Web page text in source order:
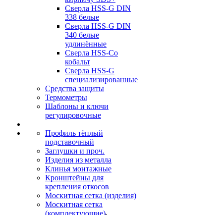
Сверла HSS-G DIN
338 белые
Сверла HSS-G DIN
340 белые
удлинённые
Сверла HSS-Co
кобальт
Сверла HSS-G
специализированные
Средства защиты
Термометры
Шаблоны и ключи
регулировочные
Профиль тёплый
подставочный
Заглушки и проч.
Изделия из металла
Клинья монтажные
Кронштейны для
крепления откосов
Москитная сетка (изделия)
Москитная сетка
(комплектующие)